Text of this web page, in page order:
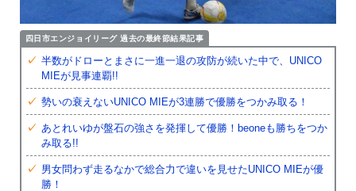
半数がドローとまさに一進一退の攻防が続いた中で、UNICO
MIEが見事連覇!!
勢いの衰えないUNICO MIEが3連勝で優勝をつかみ取る！
あとれいゆが盤石の強さを発揮して優勝！beoneも勝ちをつか
み取る!!
男女問わず走るなかで総合力で違いを見せたUNICO MIEが優
勝！